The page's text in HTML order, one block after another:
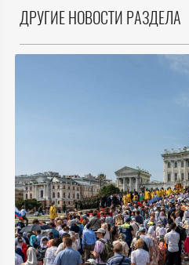
ДРУГИЕ НОВОСТИ РАЗДЕЛА